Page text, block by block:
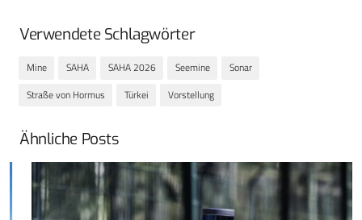
Verwendete Schlagwörter
Mine SAHA SAHA 2026 Seemine
Sonar
Straße von Hormus
Türkei Vorstellung
Ähnliche Posts